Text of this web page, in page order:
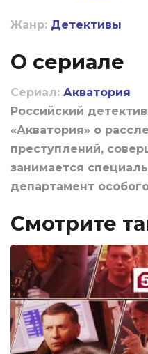
Жанр: Детективы
О сериале
Сериал: Акватория
Российский
«Акватория» о
преступлений,
занимается
департамент
Смотрите